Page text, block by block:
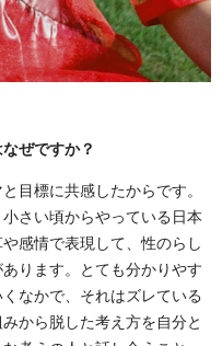
ぜですか？
目標に共感したからです。
さい頃からやっている日本
感情で表現して、性のらし
ります。とても分かりやす
なかで、それはズレている
から脱した考え方を自分と